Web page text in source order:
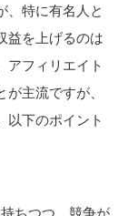
、特に有名人と
益を上げるのは
アフィリエイト
主流ですが、
以下のポイント
ちつつ、競争が